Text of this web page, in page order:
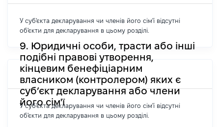
У суб'єкта декларування чи членів його сім'ї відсутні
об'єкти для декларування в цьому розділі.
9. Юридичні особи, трасти або інші
подібні правові утворення,
кінцевим бенефіціарним
власником (контролером) яких є
суб’єкт декларування або члени
його сім'ї
У суб'єкта декларування чи членів його сім'ї відсутні
об'єкти для декларування в цьому розділі.